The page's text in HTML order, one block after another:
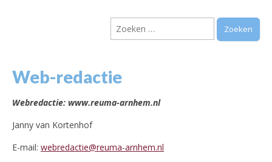
Vereniging
Arnhem e.o.
Zoeken
naar:
Web-redactie
Webredactie: www.reuma-arnhem.nl
Janny van Kortenhof
E-mail: webredactie@reuma-arnhem.nl